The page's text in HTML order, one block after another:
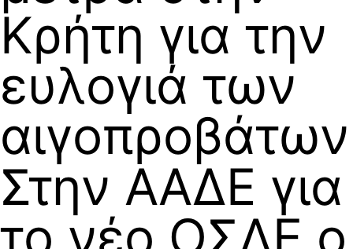
Κρήτη για την
ευλογιά των
αιγοπροβάτων
Στην ΑΑΔΕ για
το νέο ΟΣΔΕ ο